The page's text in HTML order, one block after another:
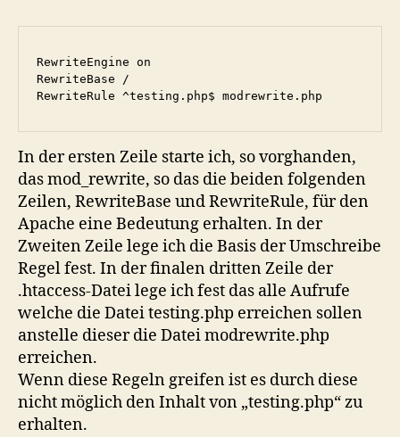
RewriteEngine on
RewriteBase /
In der ersten Zeile starte ich, so vorghanden,
das mod_rewrite, so das die beiden folgenden
Zeilen, RewriteBase und RewriteRule, für den
Apache eine Bedeutung erhalten. In der
Zweiten Zeile lege ich die Basis der Umschreibe
Regel fest. In der finalen dritten Zeile der
.htaccess-Datei lege ich fest das alle Aufrufe
welche die Datei testing.php erreichen sollen
anstelle dieser die Datei modrewrite.php
erreichen.
Wenn diese Regeln greifen ist es durch diese
nicht möglich den Inhalt von „testing.php“ zu
erhalten.